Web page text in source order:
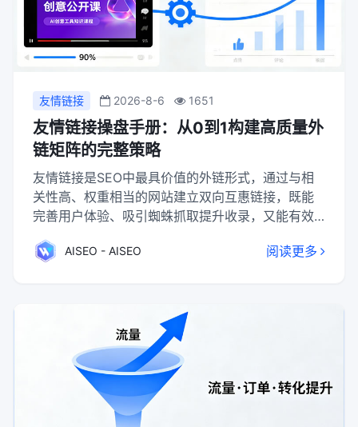
友情链接 2026-8-6 1651
友情链接操盘手册：从0到1构建高质量外
链矩阵的完整策略
友情链接是SEO中最具价值的外链形式，通过与相
关性高、权重相当的网站建立双向互惠链接，既能
完善用户体验、吸引蜘蛛抓取提升收录，又能有效
格控制链接质量与数量，避免与降权站点交换并定
AISEO - AISEO 阅读更多